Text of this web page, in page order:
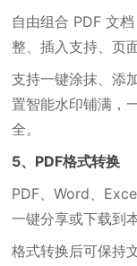
自由组合 PDF 文
整、插入支持、页
支持一键涂抹、添
置智能水印铺满，
全。
5、PDF格式转换
PDF、Word、
一键分享或下载到
格式转换后可保持